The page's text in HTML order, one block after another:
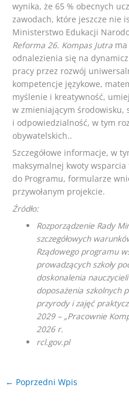
wynika, że 65 % obecnych
zawodach, które jeszcze nie
Ministerstwo Edukacji
Reforma 26. Kompas Jutra
odnalezienia się na
pracy przez rozwój
kompetencje językowe,
myślenie i kreatywność,
w zmieniającym środowisku,
i odpowiedzialność, w tym
obywatelskich..
Szczegółowe informacje, w
maksymalnej kwoty
do Programu, formularze
przywołanym projekcie.
Źródło:
Rozporządzenie Rady
szczegółowych
Rządowego programu
prowadzących szkoły
doskonalenia
doposażenia szkolnych
przyrody i zajęć
2029 – „Pracownie
2026 r.
rcl.gov.pl
← Poprzedni Wpis